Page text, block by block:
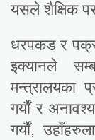
यसले शैक्षिक
धरपकड र
इक्यानले
मन्त्रालयका
गर्यौं र
गर्यौं,